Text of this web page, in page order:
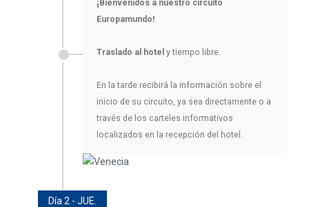
¡Bienvenidos a nuestro circuito
Europamundo!
Traslado al hotel y tiempo libre.
En la tarde recibirá la información sobre el
inicio de su circuito, ya sea directamente o a
través de los carteles informativos
localizados en la recepción del hotel.
Día 2 - JUE.